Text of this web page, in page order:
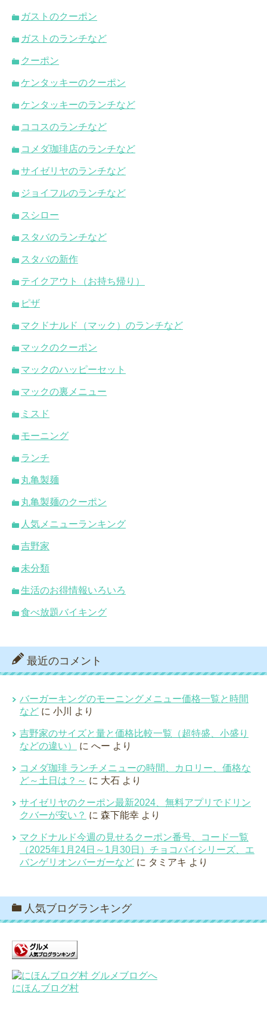
ガストのクーポン
ガストのランチなど
クーポン
ケンタッキーのクーポン
ケンタッキーのランチなど
ココスのランチなど
コメダ珈琲店のランチなど
サイゼリヤのランチなど
ジョイフルのランチなど
スシロー
スタバのランチなど
スタバの新作
テイクアウト（お持ち帰り）
ピザ
マクドナルド（マック）のランチなど
マックのクーポン
マックのハッピーセット
マックの裏メニュー
ミスド
モーニング
ランチ
丸亀製麺
丸亀製麺のクーポン
人気メニューランキング
吉野家
未分類
生活のお得情報いろいろ
食べ放題バイキング
最近のコメント
バーガーキングのモーニングメニュー価格一覧と時間
など に 小川 より
吉野家のサイズと量と価格比較一覧（超特盛、小盛り
などの違い）
に へー より
コメダ珈琲 ランチメニューの時間、カロリー、価格な
ど～土日は？～ に 大石 より
サイゼリヤのクーポン最新2024、無料アプリでドリン
クバーが安い？ に 森下能幸 より
マクドナルド今週の見せるクーポン番号、コード一覧
（2025年1月24日～1月30日）チョコパイシリーズ、エ
バンゲリオンバーガーなど に タミアキ より
人気ブログランキング
にほんブログ村